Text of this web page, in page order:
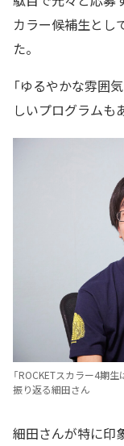
カラー候補生とし
た。
「ゆるやかな雰囲
しいプログラムも
「ROCKETスカラー4期
振り返る細田さん
細田さんが特に印